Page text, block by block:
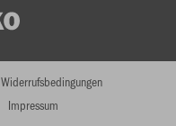
Widerrufsbedingungen
Impressum